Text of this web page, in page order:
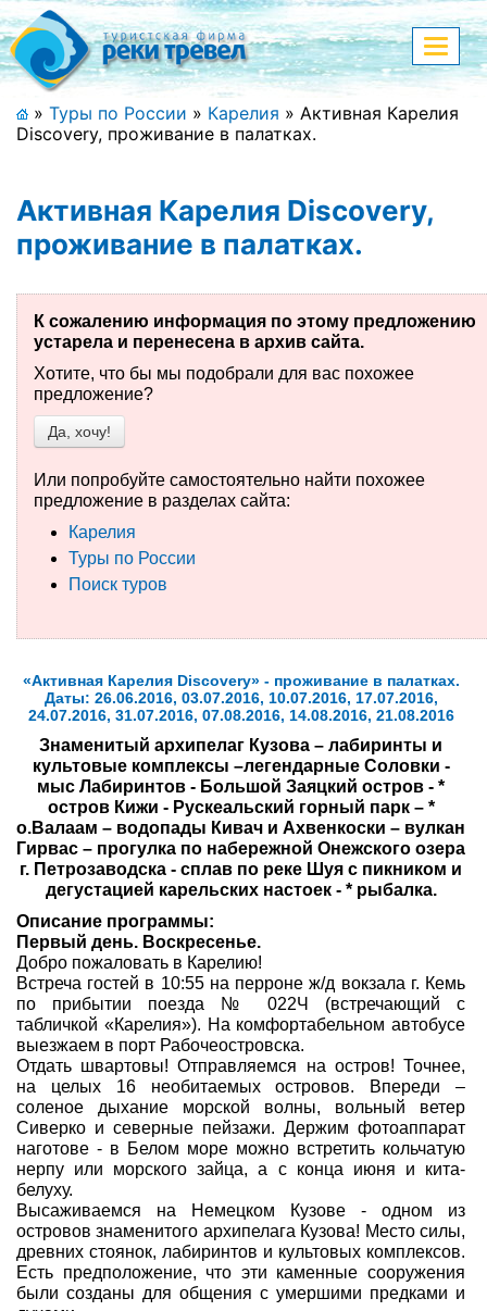
Меню
+7 (911) 182-44-68
Адрес офиса, контакты
Полная версия сайта
Главная
Спецпредложения
Праздничные туры
Страны и направления
Поиск тура
Туры по России
Автобусные туры
Авиабилеты
Туристическая страховка
Услуги
О компании
Отзывы
меню
» Туры по России » Карелия » Активная Карелия
Discovery, проживание в палатках.
Активная Карелия Discovery,
проживание в палатках.
К сожалению информация по этому предложению
устарела и перенесена в архив сайта.
Хотите, что бы мы подобрали для вас похожее
предложение?
Да, хочу!
Или попробуйте самостоятельно найти похожее
предложение в разделах сайта:
Карелия
Туры по России
Поиск туров
«Активная Карелия Discovery» - проживание в палатках.
Даты: 26.06.2016, 03.07.2016, 10.07.2016, 17.07.2016,
24.07.2016, 31.07.2016, 07.08.2016, 14.08.2016, 21.08.2016
Знаменитый архипелаг Кузова – лабиринты и
культовые комплексы –легендарные Соловки -
мыс Лабиринтов - Большой Заяцкий остров - *
остров Кижи - Рускеальский горный парк – *
о.Валаам – водопады Кивач и Ахвенкоски – вулкан
Гирвас – прогулка по набережной Онежского озера
г. Петрозаводска - сплав по реке Шуя с пикником и
дегустацией карельских настоек - * рыбалка.
Описание программы:
Первый день. Воскресенье.
Добро пожаловать в Карелию!
Встреча гостей в 10:55 на перроне ж/д вокзала г. Кемь
по прибытии поезда № 022Ч (встречающий с
табличкой «Карелия»). На комфортабельном автобусе
выезжаем в порт Рабочеостровска.
Отдать швартовы! Отправляемся на остров! Точнее,
на целых 16 необитаемых островов. Впереди –
соленое дыхание морской волны, вольный ветер
Сиверко и северные пейзажи. Держим фотоаппарат
наготове - в Белом море можно встретить кольчатую
нерпу или морского зайца, а с конца июня и кита-
белуху.
Высаживаемся на Немецком Кузове - одном из
островов знаменитого архипелага Кузова! Место силы,
древних стоянок, лабиринтов и культовых комплексов.
Есть предположение, что эти каменные сооружения
были созданы для общения с умершими предками и